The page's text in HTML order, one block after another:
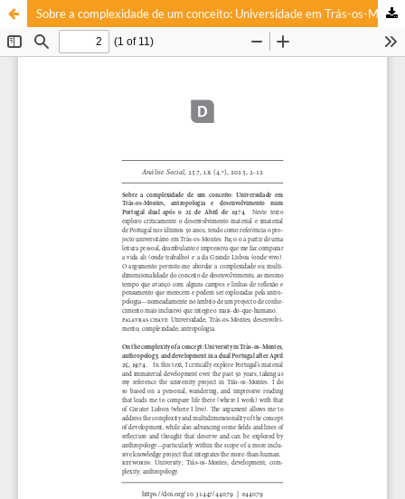
Sobre a complexidade de um conceito: Universidade em Trás-os-Montes, antropologia e desenvolvimento num Portugal dual após o 25 de Abril de 1974